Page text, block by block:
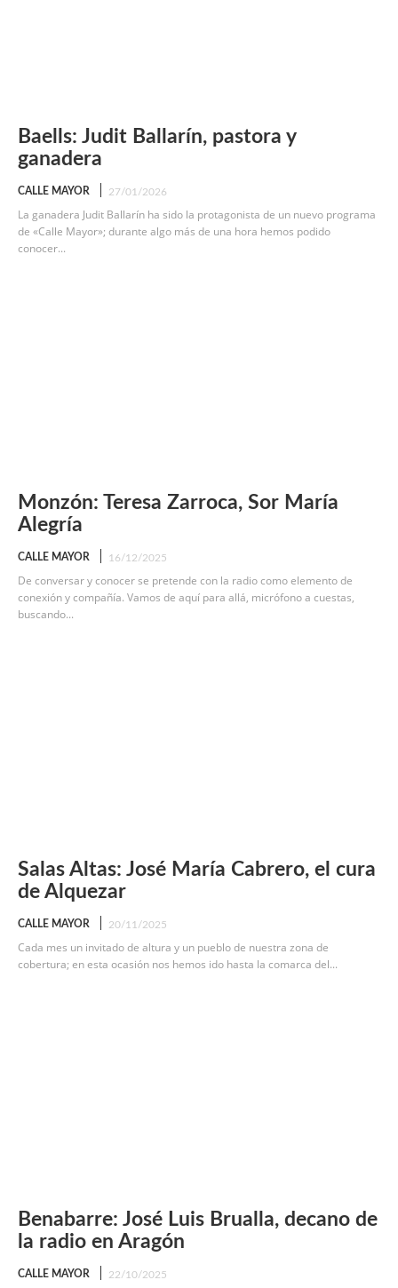
Baells: Judit Ballarín, pastora y
ganadera
CALLE MAYOR 27/01/2026
La ganadera Judit Ballarín ha sido la protagonista de un nuevo programa
de «Calle Mayor»; durante algo más de una hora hemos podido
conocer...
Monzón: Teresa Zarroca, Sor María
Alegría
CALLE MAYOR 16/12/2025
De conversar y conocer se pretende con la radio como elemento de
conexión y compañía. Vamos de aquí para allá, micrófono a cuestas,
buscando...
Salas Altas: José María Cabrero, el cura
de Alquezar
CALLE MAYOR 20/11/2025
Cada mes un invitado de altura y un pueblo de nuestra zona de
cobertura; en esta ocasión nos hemos ido hasta la comarca del...
Benabarre: José Luis Brualla, decano de
la radio en Aragón
CALLE MAYOR 22/10/2025